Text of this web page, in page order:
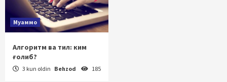
Муаммо
Алгоритм ва тил: ким
ғолиб?
3 kun oldin Behzod 185